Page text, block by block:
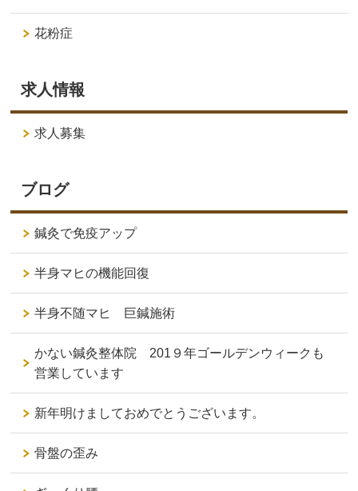
花粉症
求人情報
求人募集
ブログ
鍼灸で免疫アップ
半身マヒの機能回復
半身不随マヒ 巨鍼施術
かない鍼灸整体院 201９年ゴールデンウィークも
営業しています
新年明けましておめでとうございます。
骨盤の歪み